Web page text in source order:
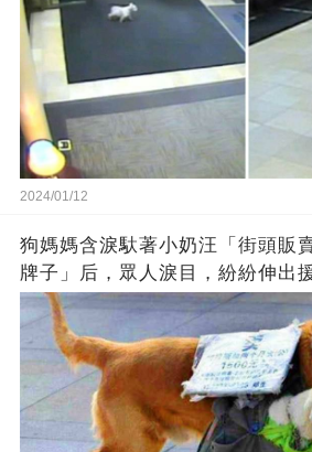
2024/01/12
狗媽媽含淚馱著小奶汪「街頭販
牌子」后，眾人淚目，紛紛伸出